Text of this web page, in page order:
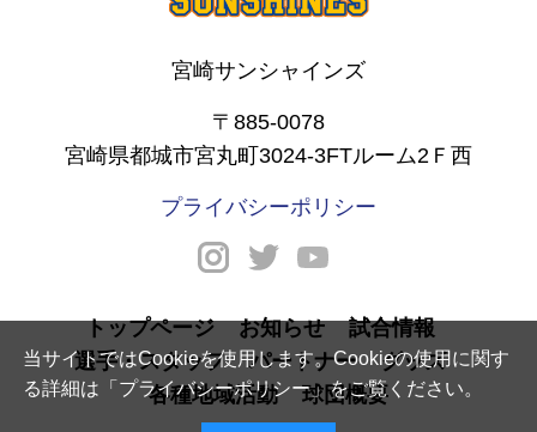
当サイトではCookieを使用します。Cookieの使用に関す
る詳細は「 プライバシーポリシー」をご覧ください。
宮崎サンシャインズ
〒885-0078
宮崎県都城市宮丸町3024-3FTルーム2Ｆ西
プライバシーポリシー
トップページ お知らせ
試合情報
選手・スタッフ
パートナー
グッズ
各種地域活動
球団概要